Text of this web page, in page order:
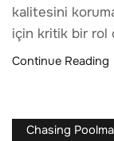
kalitesini
için kritik bir rol
Continue Reading
Chasing